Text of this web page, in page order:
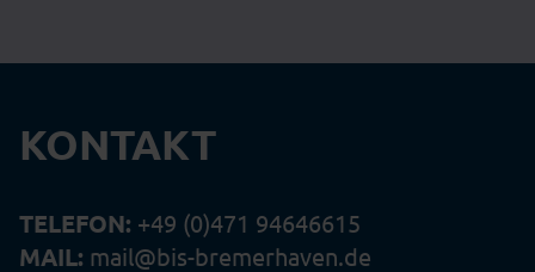
KONTAKT
TELEFON: +49 (0)471 94646615
MAIL: mail@bis-bremerhaven.de